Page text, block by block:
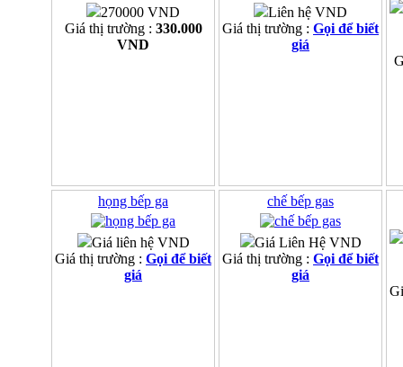
270000 VND
Giá thị trường : 330.000
VND
Liên hệ VND
Giá thị trường : Gọi để biết
giá
họng bếp ga
Giá liên hệ VND
Giá thị trường : Gọi để biết
giá
chế bếp gas
Giá Liên Hệ VND
Giá thị trường : Gọi để biết
giá